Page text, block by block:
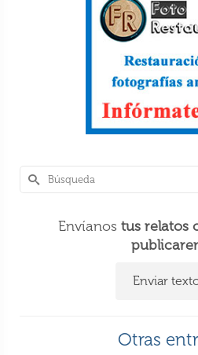
Perlé, por avatares del
la isla de Ceilán
Perlé llegando a Hanoi,
Envíanos tus relatos
Enviar
Otras